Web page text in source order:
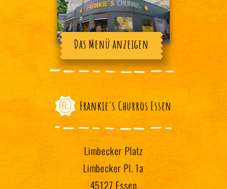
Das Menü anzeigen
Frankie's Churros Essen
Limbecker Platz
Limbecker Pl. 1a
45127 Essen